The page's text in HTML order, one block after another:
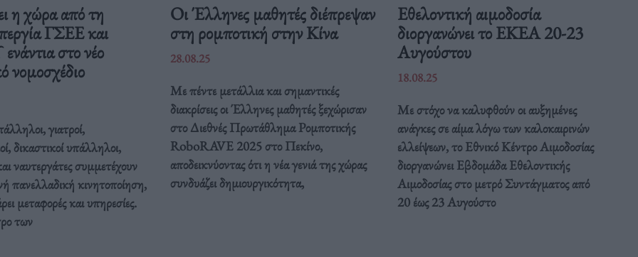
η χώρα από τη
ΓΣΕΕ και
στο νέο
νομοσχέδιο
γιατροί,
δικαστικοί υπάλληλοι,
ναυτεργάτες συμμετέχουν
πανελλαδική κινητοποίηση,
μεταφορές και υπηρεσίες.
των
Οι Έλληνες μαθητές διέπρεψαν
στη ρομποτική στην Κίνα
28.08.25
Με πέντε μετάλλια και σημαντικές
διακρίσεις οι Έλληνες μαθητές ξεχώρισαν
στο Διεθνές Πρωτάθλημα Ρομποτικής
RoboRAVE 2025 στο Πεκίνο,
αποδεικνύοντας ότι η νέα γενιά της χώρας
συνδυάζει δημιουργικότητα,
Eθελοντική αιμοδοσία
διοργανώνει το ΕΚΕΑ 20-23
Αυγούστου
18.08.25
Με στόχο να καλυφθούν οι αυξημένες
ανάγκες σε αίμα λόγω των καλοκαιρινών
ελλείψεων, το Εθνικό Κέντρο Αιμοδοσίας
διοργανώνει Εβδομάδα Εθελοντικής
Αιμοδοσίας στο μετρό Συντάγματος από
20 έως 23 Αυγούστο